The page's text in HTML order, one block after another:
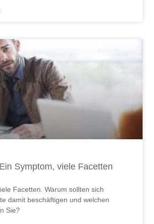
Symptom, viele Facetten
Facetten. Warum sollten sich
damit beschäftigen und welchen
Sie?